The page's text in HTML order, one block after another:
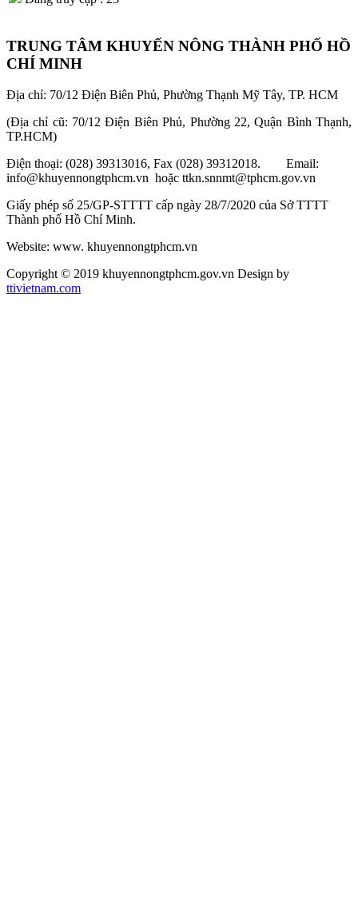
TRUNG TÂM KHUYẾN NÔNG THÀNH PHỐ HỒ
CHÍ MINH
Địa chỉ: 70/12 Điện Biên Phủ, Phường Thạnh Mỹ Tây, TP. HCM
(Địa chỉ cũ: 70/12 Điện Biên Phủ, Phường 22, Quận Bình Thạnh,
TP.HCM)
Điện thoại: (028) 39313016, Fax (028) 39312018. Email:
info@khuyennongtphcm.vn hoặc ttkn.snnmt@tphcm.gov.vn
Giấy phép số 25/GP-STTTT cấp ngày 28/7/2020 của Sở TTTT
Thành phố Hồ Chí Minh.
Website: www. khuyennongtphcm.vn
Copyright © 2019 khuyennongtphcm.gov.vn Design by
ttivietnam.com